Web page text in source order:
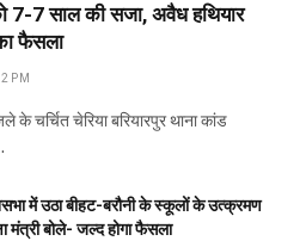
7-7 साल की सजा, अवैध हथियार
फैसला
PM
चर्चित चेरिया बरियारपुर थाना कांड
में उठा बीहट-बरौनी के स्कूलों के उत्क्रमण
मंत्री बोले- जल्द होगा फैसला